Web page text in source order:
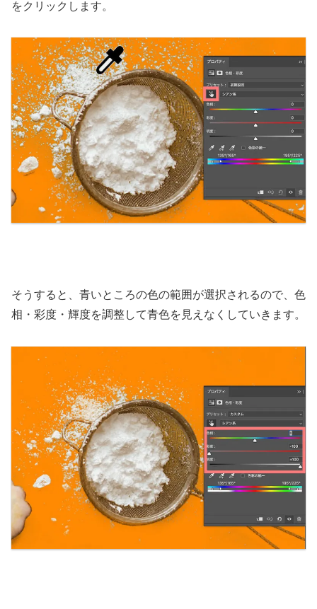
をクリックします。
そうすると、青いところの色の範囲が選択されるので、色
相・彩度・輝度を調整して青色を見えなくしていきます。